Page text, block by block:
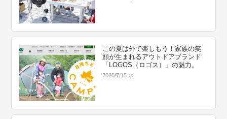
この夏は外で楽しもう！家族の笑
顔が生まれるアウトドアブランド
「LOGOS（ロゴス）」の魅力。
2020/7/15 水